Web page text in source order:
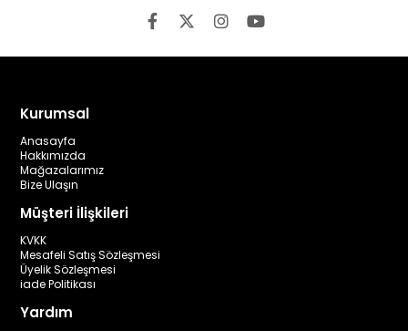
Kurumsal
Anasayfa
Hakkımızda
Mağazalarımız
Bize Ulaşın
Müşteri İlişkileri
KVKK
Mesafeli Satış Sözleşmesi
Üyelik Sözleşmesi
iade Politikası
Yardım